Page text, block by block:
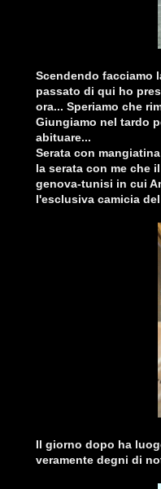
Scendendo facciamo
passato di qui ho
ora... Speriamo che
Giungiamo nel tardo
abituare...
Serata con
la serata con me che
genova-tunisi in cui
l'esclusiva camicia
Il giorno dopo ha
veramente degni di